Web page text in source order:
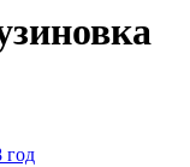
год